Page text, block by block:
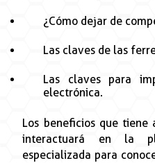
¿Cómo dejar de
Las claves de las
Las claves para
electrónica.
Los beneficios que
interactuará en la
especializada para